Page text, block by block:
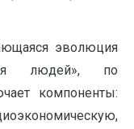
эволюция
людей», по
компоненты: